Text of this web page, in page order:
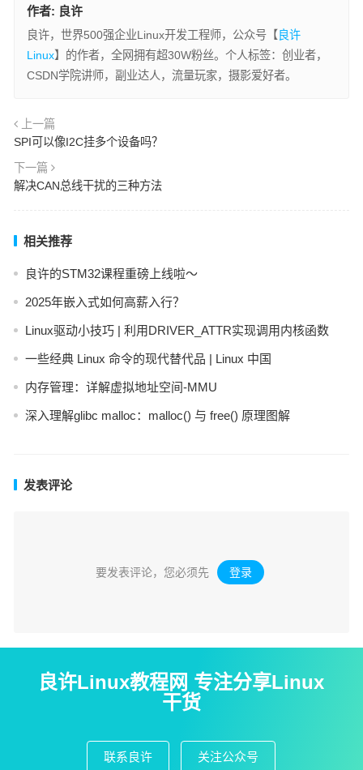
作者: 良许
良许，世界500强企业Linux开发工程师，公众号【 良许
Linux】的作者，全网拥有超30W粉丝。个人标签：创业者，
CSDN学院讲师，副业达人，流量玩家，摄影爱好者。
上一篇
SPI可以像I2C挂多个设备吗？
下一篇
解决CAN总线干扰的三种方法
相关推荐
良许的STM32课程重磅上线啦～
2025年嵌入式如何高薪入行？
Linux驱动小技巧 | 利用DRIVER_ATTR实现调用内核函数
一些经典 Linux 命令的现代替代品 | Linux 中国
内存管理：详解虚拟地址空间-MMU
深入理解glibc malloc：malloc() 与 free() 原理图解
发表评论
要发表评论，您必须先 登录 。
良许Linux教程网 专注分享Linux
干货
联系良许 关注公众号